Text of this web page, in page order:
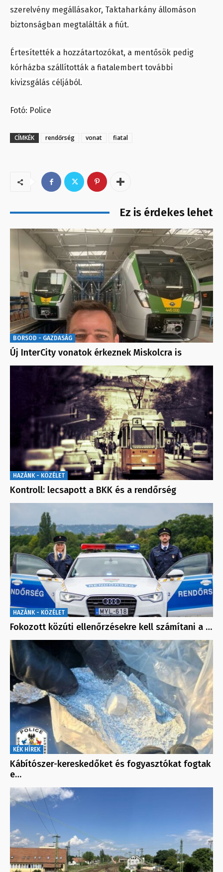
szerelvény megállásakor, Taktaharkány állomáson
biztonságban megtalálták a fiút.
Értesítették a hozzátartozókat, a mentősök pedig
kórházba szállították a fiatalembert további
kivizsgálás céljából.
Fotó: Police
CÍMKÉK rendőrség vonat fiatal
Ez is érdekes lehet
BORSOD - GAZDASÁG
Új InterCity vonatok érkeznek Miskolcra is
HAZÁNK - KÖZÉLET
Kontroll: lecsapott a BKK és a rendőrség
HAZÁNK - KÖZÉLET
Fokozott közúti ellenőrzésekre kell számítani a …
KÉK HÍREK
Kábítószer-kereskedőket és fogyasztókat fogtak
e…